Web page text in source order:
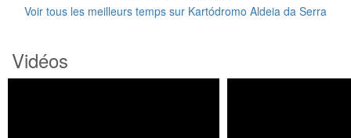
Voir tous les meilleurs temps sur Kartódromo Aldeia da Serra
Vidéos